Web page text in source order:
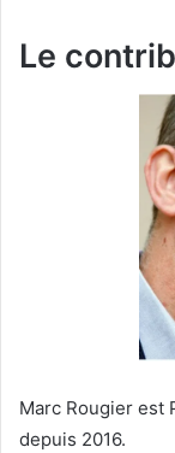
Le
Marc Rougier est
depuis 2016.